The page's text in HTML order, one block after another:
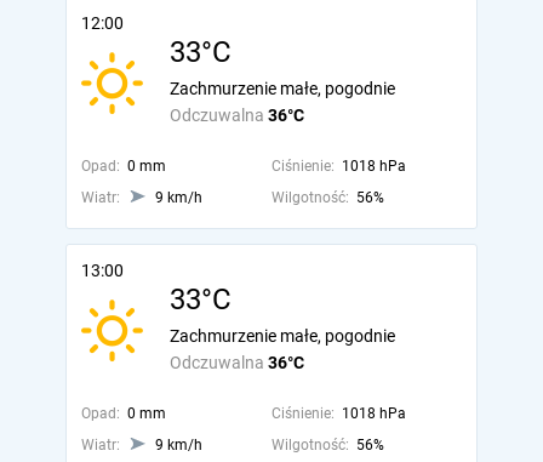
12:00
33°C
Odczuwalna 36°C
Zachmurzenie małe, pogodnie
Opad: 0 mm Ciśnienie: 1018 hPa
Wiatr:
9 km/h Wilgotność: 56%
13:00
33°C
Odczuwalna 36°C
Zachmurzenie małe, pogodnie
Opad: 0 mm Ciśnienie: 1018 hPa
Wiatr:
9 km/h Wilgotność: 56%